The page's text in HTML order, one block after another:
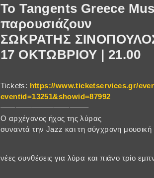
Το Tangents Greece
παρουσιάζουν
ΣΩΚΡΑΤΗΣ
17 ΟΚΤΩΒΡΙΟΥ | 21.00
Tickets: https://www.ticketservices.gr/
eventid=13251&showid=87992
———————————–
Ο αρχέγονος ήχος της λύρας
συναντά την Jazz και τη σύγχρονη μουσική
νέες συνθέσεις για λύρα και πιάνο τρίο